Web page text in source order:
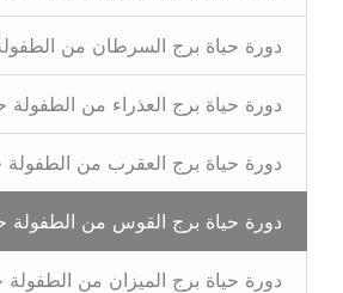
دورة حياة برج السرطان من
دورة حياة برج العذراء من
دورة حياة برج العقرب من
دورة حياة برج القوس من الطفولة
دورة حياة برج الميزان من